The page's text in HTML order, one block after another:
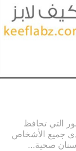
التي تحافظ
جميع الأشخاص
صحية...